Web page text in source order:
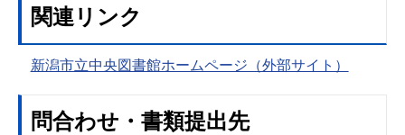
関連リンク
新潟市立中央図書館ホームページ（外部サイト）
問合わせ・書類提出先